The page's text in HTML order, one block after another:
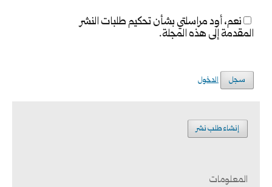
نعم، أود مراسلتي بشأن تحكيم طلبات النشر
المقدمة إلى هذه المجلة.
سجل الدخول
إنشاء طلب نشر
المعلومات